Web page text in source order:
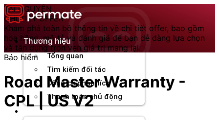
Chuyển
đến
nội
dungThương hiệu
Tổng quan
Tìm kiếm đối tác
Công cụ phân tích
Thanh toán chủ động
Đối tác
TÀI NGUYÊN
CHI TIẾT OFFER
Khám phá toàn bộ thông tin về chi tiết offer, bao gồm
hoa hồng, mô tả và đánh giá để bạn dễ dàng lựa chọn
và tận dụng trọn vẹn giá trị mang lại.
Bảo hiểm
Road Master Warranty -
CPL | US V2